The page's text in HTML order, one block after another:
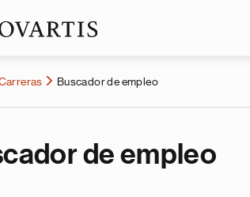
Buscador de empleo
de empleo